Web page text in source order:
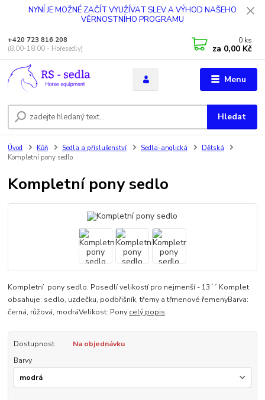
NYNÍ JE MOŽNÉ ZAČÍT VYUŽÍVAT SLEV A VÝHOD NAŠEHO
VĚRNOSTNÍHO PROGRAMU
Menu
Hledat
+420 723 816 208
(8.00-18.00 - Hořesedly)
0 ks
za 0,00 Kč
Úvod Kůň Sedla a příslušenství Sedla-anglická
Dětská
Kompletní pony sedlo
Kompletní pony sedlo
Kompletní pony sedlo. Posedlí velikostí pro nejmenší - 13´´ Komplet
obsahuje: sedlo, uzdečku, podbřišník, třemy a třmenové řemenyBarva:
černá, růžová, modráVelikost: Pony celý popis
Dostupnost
Na objednávku
Barvy